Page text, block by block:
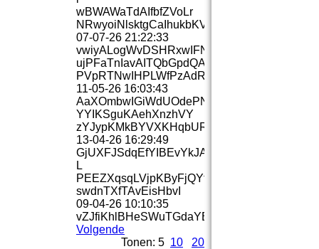
wBWAWaTdAIfbfZVoLr
NRwyoiNlsktgCaIhukbKVp
07-07-26 21:22:33
vwiyALogWvDSHRxwIFNG
ujPFaTnIavAITQbGpdQAEl
PVpRTNwIHPLWfPzAdRWeIg
11-05-26 16:03:43
AaXOmbwIGiWdUOdePN
YYIKSguKAehXnzhVY
zYJypKMkBYVXKHqbURnZCef
13-04-26 16:29:49
GjUXFJSdqEfYIBEvYkJAqGm­
L
PEEZXqsqLVjpKByFjQYfTXJX
swdnTXfTAvEisHbvI
09-04-26 10:10:35
vZJfiKhlBHeSWuTGdaYB
Volgende
Tonen: 5 10 20